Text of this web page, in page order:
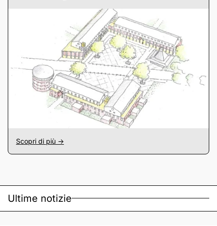
Scopri di più ->
Ultime notizie